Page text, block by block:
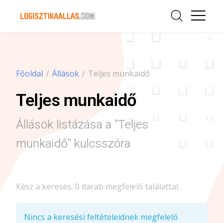
Főoldal / Állások / Teljes munkaidő
Teljes munkaidő
Állások listázása a "Teljes
munkaidő" kulcsszóra
Kész a keresés. 0 darab megfelelő találattal.
Nincs a keresési feltételeidnek megfelelő